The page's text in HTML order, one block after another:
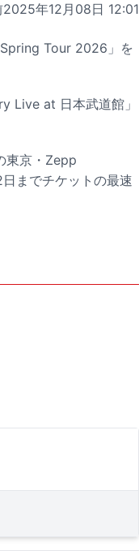
2025年12月08日 12:01
Tour 2026」を
Live at 日本武道館」
東京・Zepp
までチケットの最速